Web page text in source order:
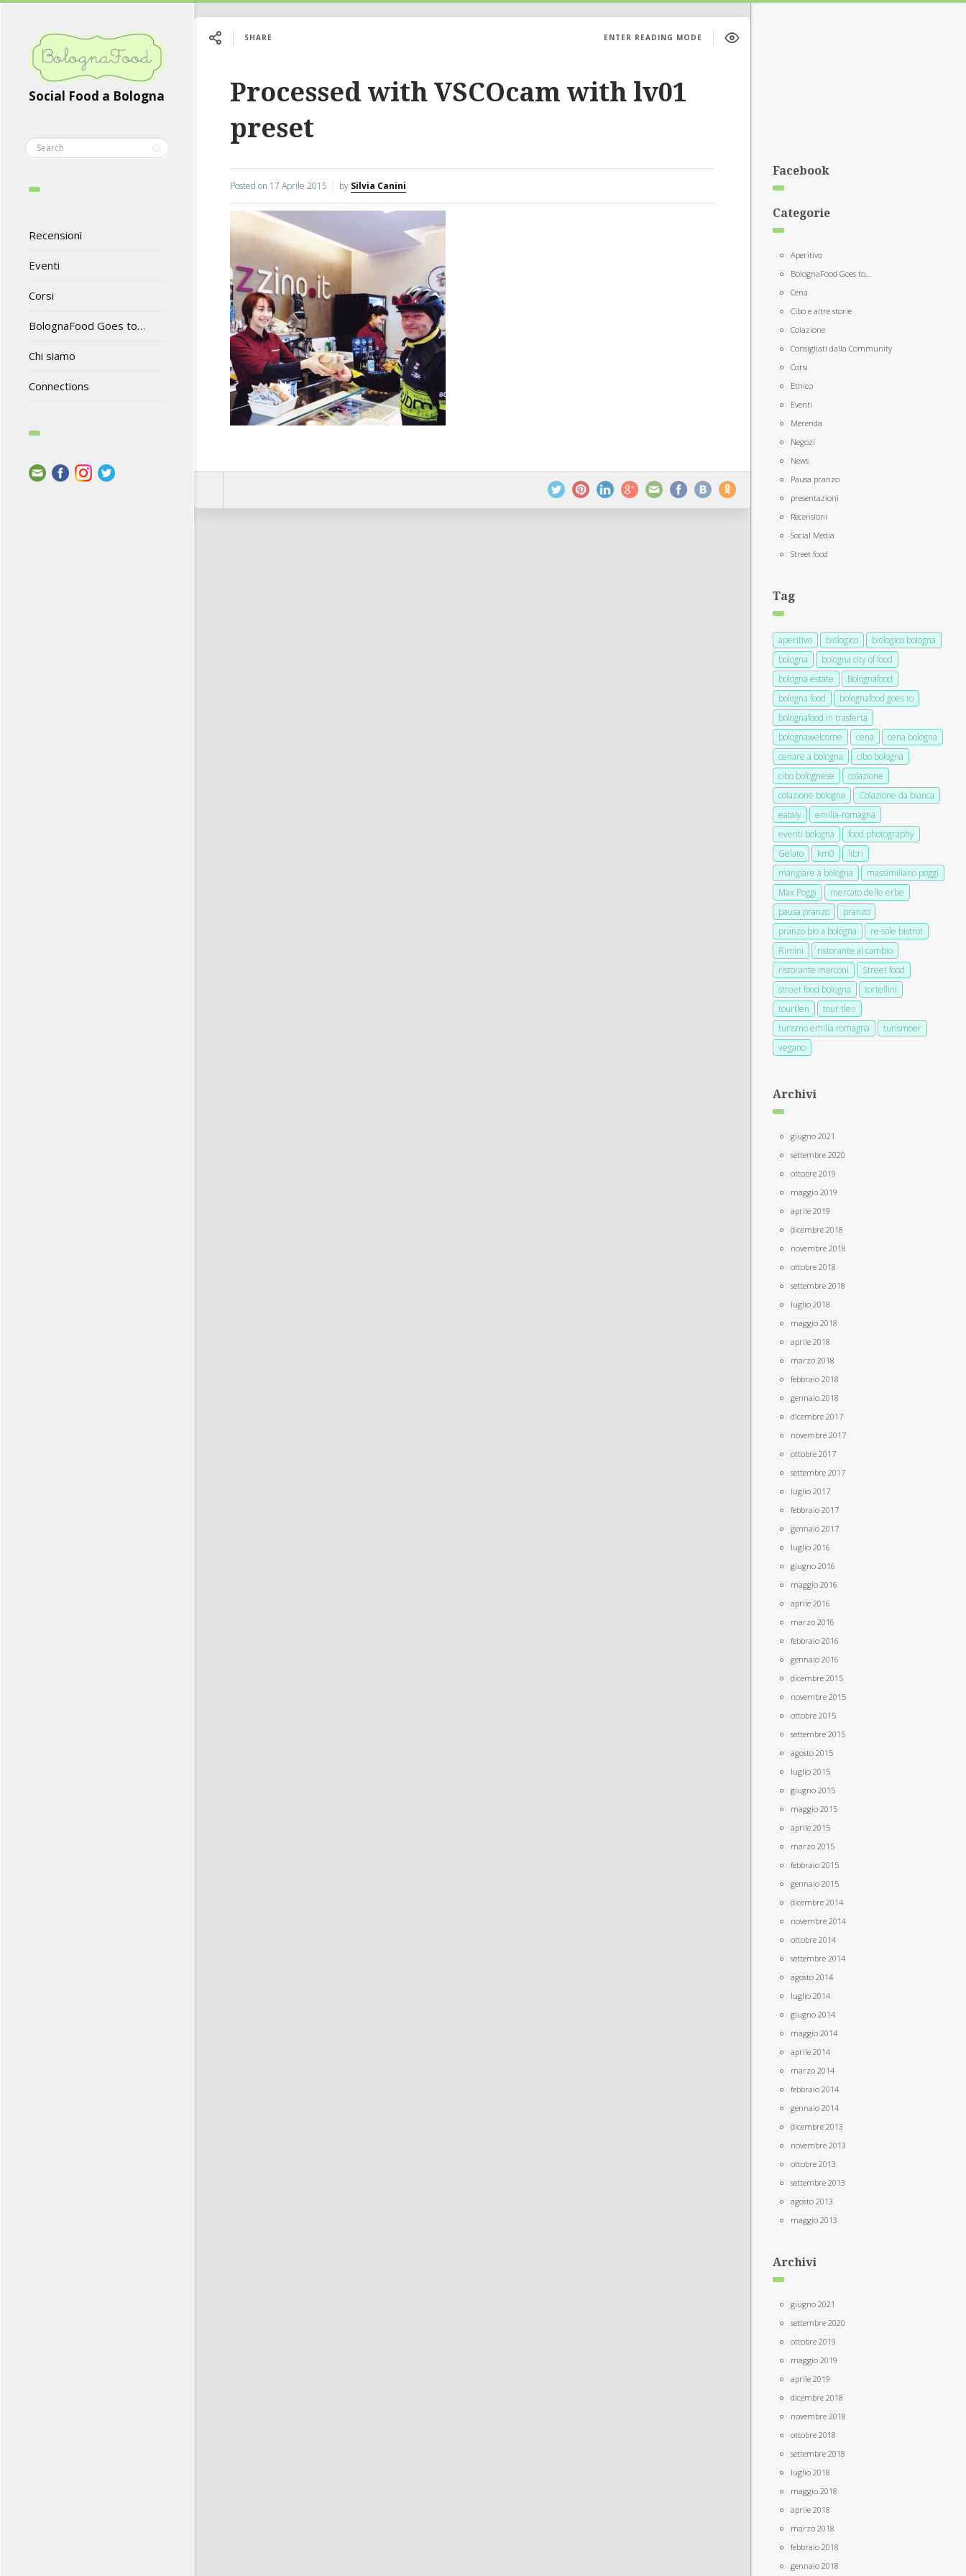
Social Food a Bologna
Recensioni
Eventi
Corsi
BolognaFood Goes to…
Chi siamo
Connections
SHARE ENTER READING MODE
Processed with VSCOcam with lv01
preset
Posted on 17 Aprile 2015 by Silvia Canini
Facebook
Categorie
Aperitivo
BolognaFood Goes to…
Cena
Cibo e altre storie
Colazione
Consigliati dalla Community
Corsi
Etnico
Eventi
Merenda
Negozi
News
Pausa pranzo
presentazioni
Recensioni
Social Media
Street food
Tag
aperitivo biologico
biologico bologna
bologna
bologna city of food
bologna estate
Bolognafood
bologna food
bolognafood goes to
bolognafood in trasferta
bolognawelcome
cena
cena bologna
cenare a bologna
cibo bologna
cibo bolognese
colazione
colazione bologna
Colazione da bianca
eataly
emilia-romagna
eventi bologna
food photography
Gelato
km0
libri
mangiare a bologna
massimiliano poggi
Max Poggi
mercato delle erbe
pausa pranzo
pranzo
pranzo bio a bologna
re sole bistrot
Rimini
ristorante al cambio
ristorante marconi
Street food
street food bologna
tortellini
tourtlen
tour tlen
turismo emilia romagna
turismoer
vegano
Archivi
giugno 2021
settembre 2020
ottobre 2019
maggio 2019
aprile 2019
dicembre 2018
novembre 2018
ottobre 2018
settembre 2018
luglio 2018
maggio 2018
aprile 2018
marzo 2018
febbraio 2018
gennaio 2018
dicembre 2017
novembre 2017
ottobre 2017
settembre 2017
luglio 2017
febbraio 2017
gennaio 2017
luglio 2016
giugno 2016
maggio 2016
aprile 2016
marzo 2016
febbraio 2016
gennaio 2016
dicembre 2015
novembre 2015
ottobre 2015
settembre 2015
agosto 2015
luglio 2015
giugno 2015
maggio 2015
aprile 2015
marzo 2015
febbraio 2015
gennaio 2015
dicembre 2014
novembre 2014
ottobre 2014
settembre 2014
agosto 2014
luglio 2014
giugno 2014
maggio 2014
aprile 2014
marzo 2014
febbraio 2014
gennaio 2014
dicembre 2013
novembre 2013
ottobre 2013
settembre 2013
agosto 2013
maggio 2013
Archivi
giugno 2021
settembre 2020
ottobre 2019
maggio 2019
aprile 2019
dicembre 2018
novembre 2018
ottobre 2018
settembre 2018
luglio 2018
maggio 2018
aprile 2018
marzo 2018
febbraio 2018
gennaio 2018